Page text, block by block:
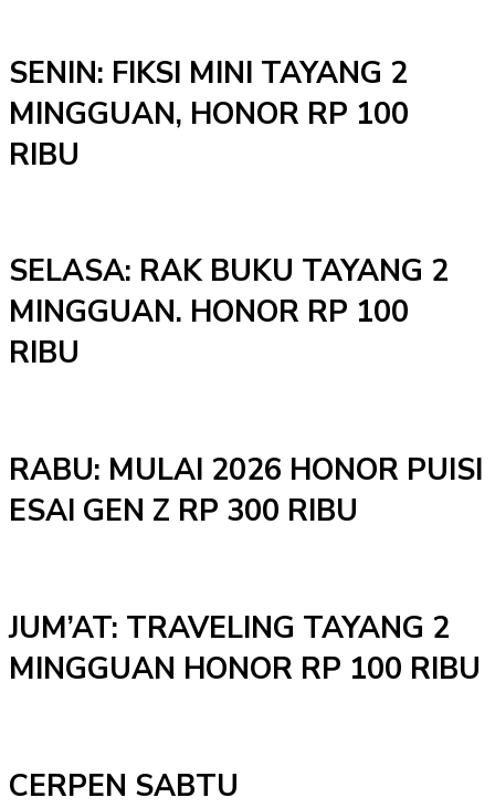
SENIN: FIKSI MINI TAYANG 2
MINGGUAN, HONOR RP 100
RIBU
SELASA: RAK BUKU TAYANG 2
MINGGUAN. HONOR RP 100
RIBU
RABU: MULAI 2026 HONOR PUISI
ESAI GEN Z RP 300 RIBU
JUM’AT: TRAVELING TAYANG 2
MINGGUAN HONOR RP 100 RIBU
CERPEN SABTU